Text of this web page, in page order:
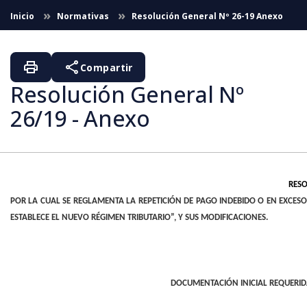
Saltar al contenido principal
Inicio Normativas Resolución General Nº 26-19 Anexo
Resolución General Nº
26/19 - Anexo
print share Compartir
POR LA CUAL SE REGLAMENTA LA REPETICIÓN DE PAGO INDEBIDO O EN
ESTABLECE EL NUEVO RÉGIMEN TRIBUTARIO”, Y SUS MODIFICACIONES.
DOCUMENTACIÓN INICIAL